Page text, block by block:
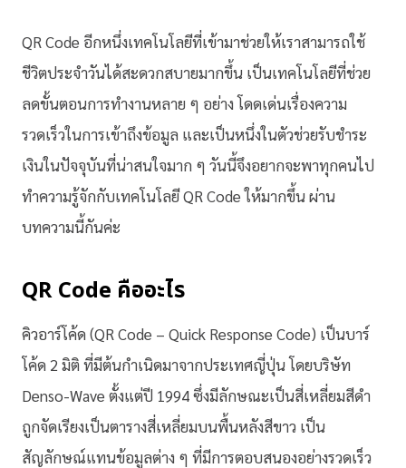
QR Code อีกหนึ่งเทคโนโลยีที่เข้ามาช่วยให้เราสามารถใช้
ชีวิตประจำวันได้สะดวกสบายมากขึ้น เป็นเทคโนโลยีที่ช่วย
ลดขั้นตอนการทำงานหลาย ๆ อย่าง โดดเด่นเรื่องความ
รวดเร็วในการเข้าถึงข้อมูล และเป็นหนึ่งในตัวช่วยรับชำระ
เงินในปัจจุบันที่น่าสนใจมาก ๆ วันนี้จึงอยากจะพาทุกคนไป
ทำความรู้จักกับเทคโนโลยี QR Code ให้มากขึ้น ผ่าน
บทความนี้กันค่ะ
QR Code คืออะไร
คิวอาร์โค้ด (QR Code – Quick Response Code) เป็นบาร์
โค้ด 2 มิติ ที่มีต้นกำเนิดมาจากประเทศญี่ปุ่น โดยบริษัท
Denso-Wave ตั้งแต่ปี 1994 ซึ่งมีลักษณะเป็นสี่เหลี่ยมสีดำ
ถูกจัดเรียงเป็นตารางสี่เหลี่ยมบนพื้นหลังสีขาว เป็น
สัญลักษณ์แทนข้อมูลต่าง ๆ ที่มีการตอบสนองอย่างรวดเร็ว